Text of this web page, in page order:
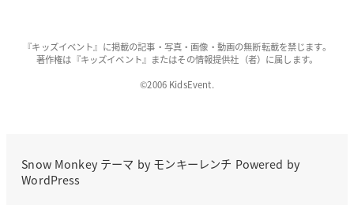
『キッズイベント』に掲載の記事・写真・画像・動画の無断転載を禁じます。
著作権は『キッズイベント』またはその情報提供社（者）に属します。
©2006 KidsEvent.
Snow Monkeyテーマ by モンキーレンチ Powered by
WordPress